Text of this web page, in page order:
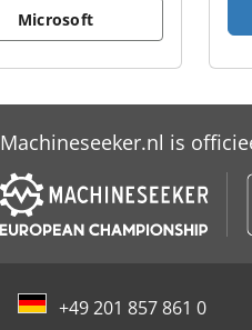
Microsoft
Machineseeker.nl is
+49 201 857 861 0